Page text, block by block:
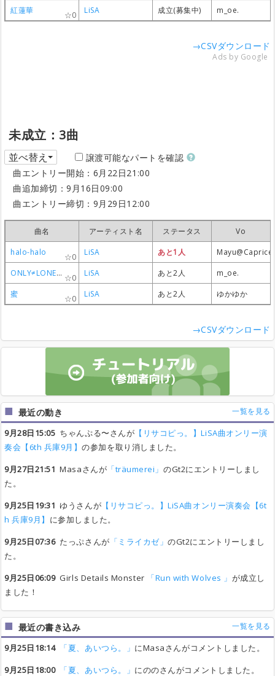
紅蓮華
0 LiSA 成立(募集中) m_oe.
紅蓮華
0 LiSA 成立(募集中) m_oe.
紅蓮華
0 LiSA 成立(募集中) m_oe.
紅蓮華
0 LiSA 成立(募集中) m_oe.
→CSVダウンロード
Ads by Google
未成立：3曲
並べ替え
譲渡可能なパートを確認
曲エントリー開始：6月22日21:00
曲追加締切：9月16日09:00
曲エントリー締切：9月29日12:00
曲名 アーティスト名 ステータス
Vo
halo-halo
0 LiSA あと1人
Mayu@Caprice
ONLY≠LONELY
0 LiSA あと2人
m_oe.
蜜
0 LiSA あと2人 ゆかゆか
曲名 アーティスト名 ステータス
Vo
halo-halo
0 LiSA あと1人
Mayu@Caprice
ONLY≠LONELY
0 LiSA あと2人
m_oe.
蜜
0 LiSA あと2人 ゆかゆか
曲名 アーティスト名 ステータス
Vo
halo-halo
0 LiSA あと1人
Mayu@Caprice
ONLY≠LONELY
0 LiSA あと2人
m_oe.
蜜
0 LiSA あと2人 ゆかゆか
曲名 アーティスト名 ステータス
Vo
halo-halo
0 LiSA あと1人
Mayu@Caprice
ONLY≠LONELY
0 LiSA あと2人
m_oe.
蜜
0 LiSA あと2人 ゆかゆか
→CSVダウンロード
最近の動き 一覧を見る
9月28日15:05 ちゃんぷる〜さんが 【リサコピっ。】LiSA曲オンリー演
奏会【6th 兵庫9月】の参加を取り消しました。
9月27日21:51 Masaさんが 「träumerei」のGt2にエントリーしまし
た。
9月25日19:31 ゆうさんが 【リサコピっ。】LiSA曲オンリー演奏会【6t
h 兵庫9月】 に参加しました。
9月25日07:36たっぷさんが 「ミライカゼ」のGt2にエントリーしまし
た。
9月25日06:09Girls Details Monster 「Run with Wolves 」 が成立し
ました！
最近の書き込み 一覧を見る
9月25日18:14 「夏、あいつら。」 にMasaさんがコメントしました。
9月25日18:00
「夏、あいつら。」 にののさんがコメントしました。